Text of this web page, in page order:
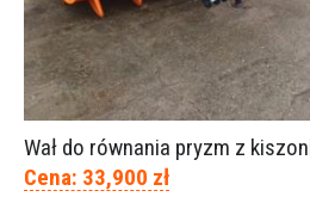
Wał do równania pryzm z
Cena: 33,900 zł